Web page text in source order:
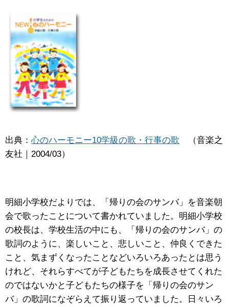
出典：心のハーモニー10学級の歌・行事の歌 （音楽之
友社｜2004/03）
明細小学校だよりでは、「帰りの会のサンバ」を音楽朝
会で歌ったことについて書かれていました。明細小学校
の校長は、学校生活の中にも、「帰りの会のサンバ」の
歌詞のように、楽しいこと、悲しいこと、仲良くできた
こと、気まずくなったことなどいろいろあったとは思う
けれど、それらすべてが子どもたちを成長させてくれた
のではないかと子どもたちの様子を「帰りの会のサン
バ」の歌詞になぞらえて振り返っていました。日々いろ